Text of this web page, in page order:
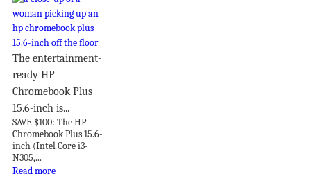
The entertainment-
ready HP
Chromebook Plus
15.6-inch is...
SAVE $100: The HP
Chromebook Plus 15.6-
inch (Intel Core i3-
N305,...
Read more